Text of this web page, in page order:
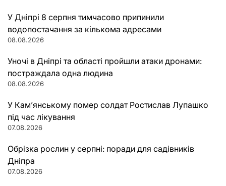
У Дніпрі 8 серпня тимчасово припинили
водопостачання за кількома адресами
08.08.2026
Уночі в Дніпрі та області пройшли атаки дронами:
постраждала одна людина
08.08.2026
У Кам’янському помер солдат Ростислав Лупашко
під час лікування
07.08.2026
Обрізка рослин у серпні: поради для садівників
Дніпра
07.08.2026